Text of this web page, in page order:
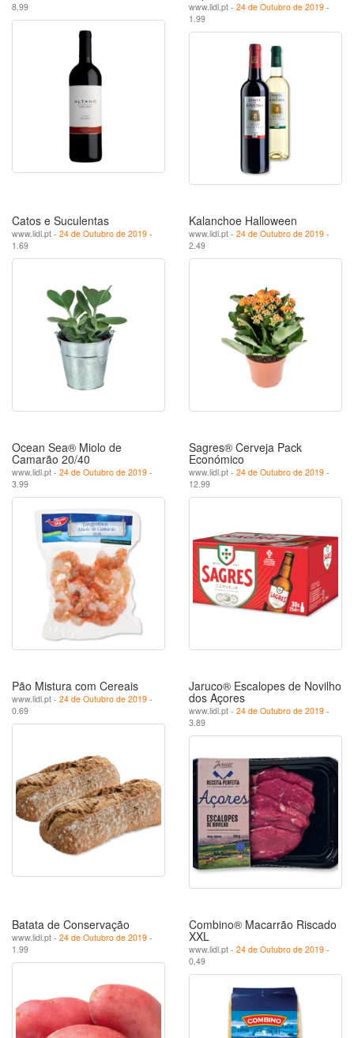
8.99
www.lidl.pt - 24 de Outubro de 2019 -
1.99
Catos e Suculentas
www.lidl.pt - 24 de Outubro de 2019 -
1.69
Kalanchoe Halloween
www.lidl.pt - 24 de Outubro de 2019 -
2.49
Ocean Sea® Miolo de
Camarão 20/40
www.lidl.pt - 24 de Outubro de 2019 -
3.99
Sagres® Cerveja Pack
Económico
www.lidl.pt - 24 de Outubro de 2019 -
12.99
Pão Mistura com Cereais
www.lidl.pt - 24 de Outubro de 2019 -
0.69
Jaruco® Escalopes de Novilho
dos Açores
www.lidl.pt - 24 de Outubro de 2019 -
3.89
Batata de Conservação
www.lidl.pt - 24 de Outubro de 2019 -
1.99
Combino® Macarrão Riscado
XXL
www.lidl.pt - 24 de Outubro de 2019 -
0.49